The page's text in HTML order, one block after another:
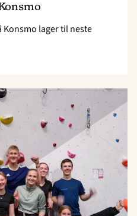
Konsmo lager til neste
Read
article
"Acta
Umbraco
–
ledertrening
i
Acta
Agder"